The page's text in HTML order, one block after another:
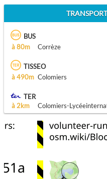
BUS
à 80m
Corrèze
TISSEO
à 490m Colomiers
TER
à 2km
Colomiers-